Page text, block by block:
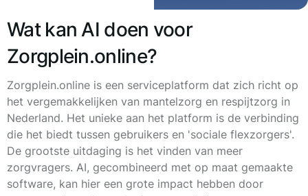
Wat kan AI doen voor
Zorgplein.online?
Zorgplein.online is een serviceplatform dat zich richt op
het vergemakkelijken van mantelzorg en respijtzorg in
Nederland. Het unieke aan het platform is de verbinding
die het biedt tussen gebruikers en 'sociale flexzorgers'.
De grootste uitdaging is het vinden van meer
zorgvragers. AI, gecombineerd met op maat gemaakte
software, kan hier een grote impact hebben door